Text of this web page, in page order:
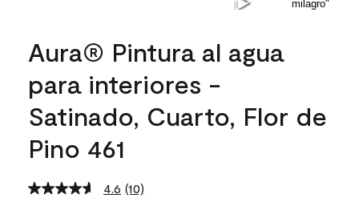
Aura® Pintura al agua
para interiores -
Satinado, Cuarto, Flor de
Pino 461
4.6 Read
(10)